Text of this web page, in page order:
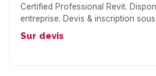
Certified Professional Revit.
entreprise. Devis & inscription
Sur devis